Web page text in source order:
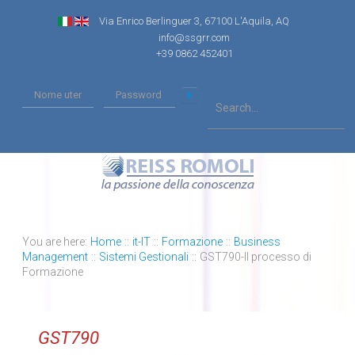
Via Enrico Berlinguer 3, 67100 L'Aquila, AQ
info@ssgrr.com
+39 0862 452401
You are here: Home :: it-IT :: Formazione :: Business
Management :: Sistemi Gestionali :: GST790-Il processo di
Formazione
GST790